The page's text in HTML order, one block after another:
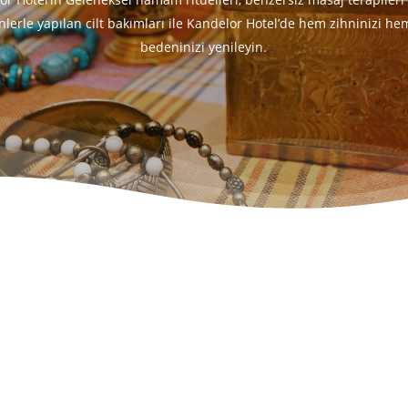
yapılan cilt bakımları ile Kandelor Hotel’de hem zihninizi
bedeninizi yenileyin.